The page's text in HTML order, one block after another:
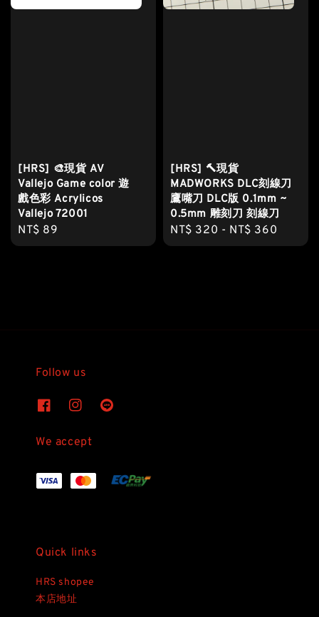
[HRS] 🎨現貨 AV
Vallejo Game color 遊
戲色彩 Acrylicos
Vallejo 72001
Regular
price
NT$ 89
[HRS] 🔨現貨
MADWORKS DLC刻線刀
鷹嘴刀 DLC版 0.1mm ~
0.5mm 雕刻刀 刻線刀
Regular
price
NT$ 320 - NT$ 360
Follow us
We accept
Quick links
HRS shopee
本店地址